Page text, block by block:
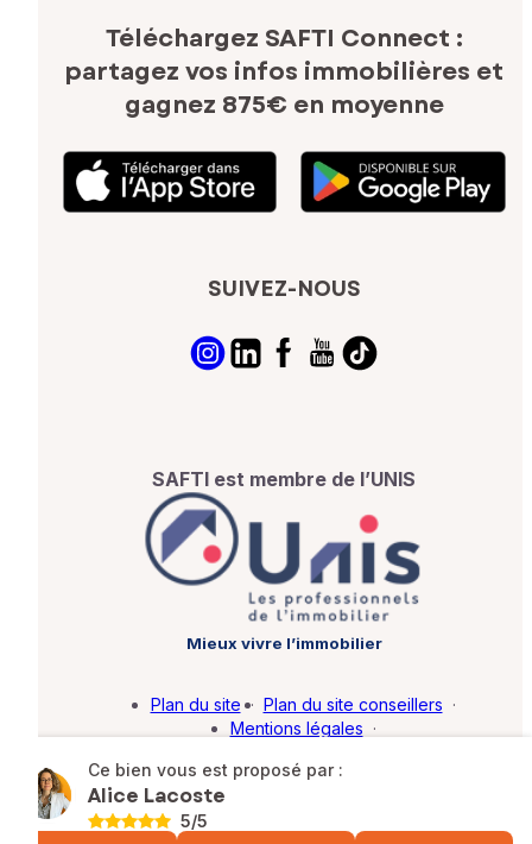
Ce bien vous est proposé par :
Alice Lacoste
5/5
Téléchargez SAFTI Connect :
partagez vos infos immobilières et
gagnez 875€ en moyenne
SUIVEZ-NOUS
SAFTI est membre de l’UNIS
Mieux vivre l’immobilier
© SAFTI 2026. Tous droits réservés.
Plan du site · Plan du site conseillers ·
Mentions légales ·
Barème d'honoraires · Paramétrer mes cookies